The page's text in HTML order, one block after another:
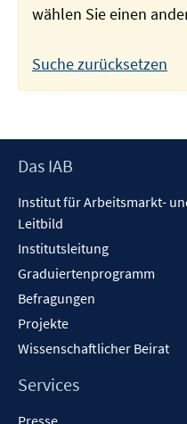
wählen Sie einen
Suche zurücksetzen
Footer
Das IAB
Institut für Arbeitsmarkt-
Leitbild
Institutsleitung
Graduiertenprogramm
Befragungen
Projekte
Wissenschaftlicher Beirat
Services
Presse